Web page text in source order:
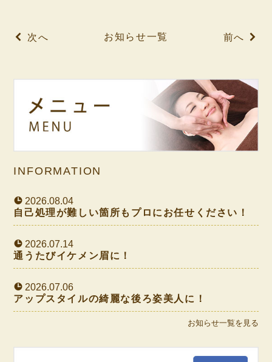
次へ お知らせ一覧 前へ
INFORMATION
2026.08.04
自己処理が難しい箇所もプロにお任せください！
2026.07.14
通うたびイケメン眉に！
2026.07.06
アップスタイルの綺麗な後ろ姿美人に！
お知らせ一覧を見る